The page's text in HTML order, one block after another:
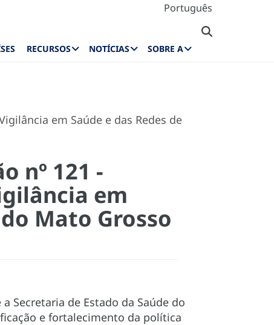
Português
RECURSOS NOTÍCIAS SOBRE A
em Saúde e das Redes de
nº 121 -
em
Mato Grosso
Secretaria de Estado da Saúde do
e fortalecimento da política